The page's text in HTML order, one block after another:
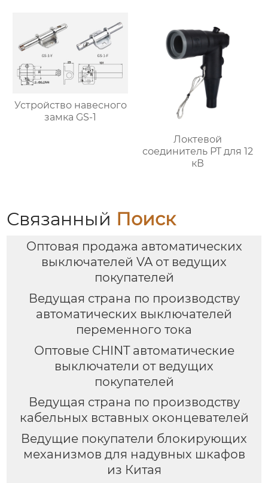
Устройство навесного
замка GS-1
Локтевой
соединитель PT для 12
кВ
Связанный Поиск
Оптовая продажа автоматических
выключателей VA от ведущих
покупателей
Ведущая страна по производству
автоматических выключателей
переменного тока
Оптовые CHINT автоматические
выключатели от ведущих
покупателей
Ведущая страна по производству
кабельных вставных оконцевателей
Ведущие покупатели блокирующих
механизмов для надувных шкафов
из Китая